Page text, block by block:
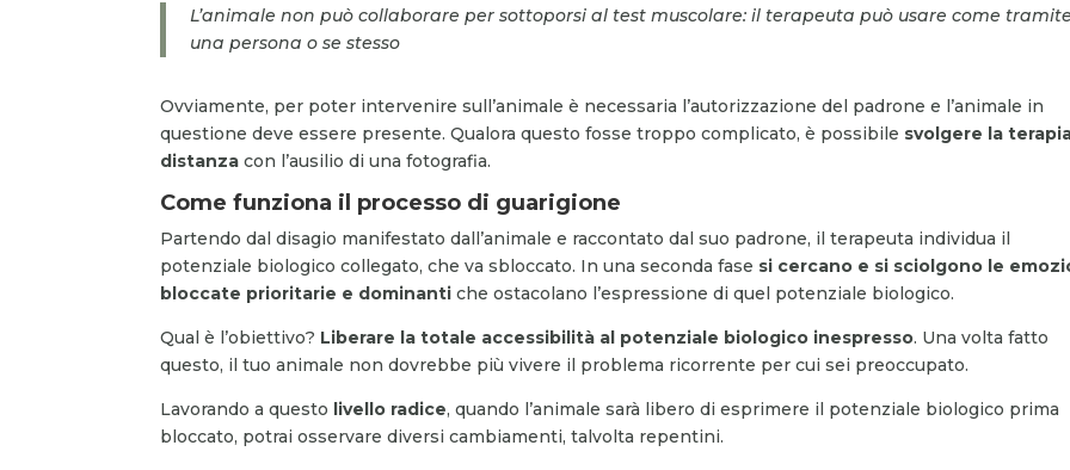
L’animale non può collaborare per sottoporsi al test muscolare: il terapeuta può usare come
una persona o se stesso
Ovviamente, per poter intervenire sull’animale è necessaria l’autorizzazione del padrone e l’animale in
questione deve essere presente. Qualora questo fosse troppo complicato, è possibile svolgere la
distanza con l’ausilio di una fotografia.
Come funziona il processo di guarigione
Partendo dal disagio manifestato dall’animale e raccontato dal suo padrone, il terapeuta individua il
potenziale biologico collegato, che va sbloccato. In una seconda fase si cercano e si sciolgono le
bloccate prioritarie e dominanti che ostacolano l’espressione di quel potenziale biologico.
Qual è l’obiettivo? Liberare la totale accessibilità al potenziale biologico inespresso. Una volta fatto
questo, il tuo animale non dovrebbe più vivere il problema ricorrente per cui sei preoccupato.
Lavorando a questo livello radice, quando l’animale sarà libero di esprimere il potenziale biologico prima
bloccato, potrai osservare diversi cambiamenti, talvolta repentini.